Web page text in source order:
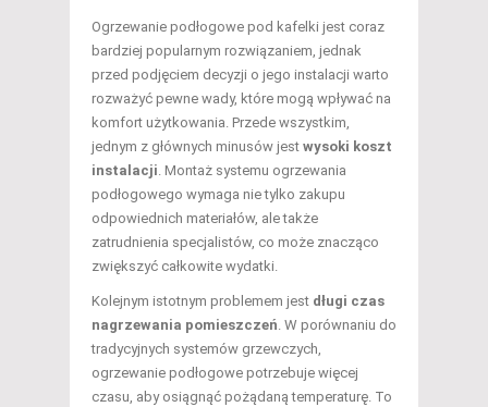
Ogrzewanie podłogowe pod kafelki jest coraz
bardziej popularnym rozwiązaniem, jednak
przed podjęciem decyzji o jego instalacji warto
rozważyć pewne wady, które mogą wpływać na
komfort użytkowania. Przede wszystkim,
jednym z głównych minusów jest wysoki koszt
instalacji. Montaż systemu ogrzewania
podłogowego wymaga nie tylko zakupu
odpowiednich materiałów, ale także
zatrudnienia specjalistów, co może znacząco
zwiększyć całkowite wydatki.
Kolejnym istotnym problemem jest długi czas
nagrzewania pomieszczeń. W porównaniu do
tradycyjnych systemów grzewczych,
ogrzewanie podłogowe potrzebuje więcej
czasu, aby osiągnąć pożądaną temperaturę. To